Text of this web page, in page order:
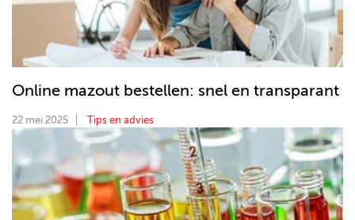
Online mazout bestellen: snel en transparant
22 mei 2025 Tips en advies